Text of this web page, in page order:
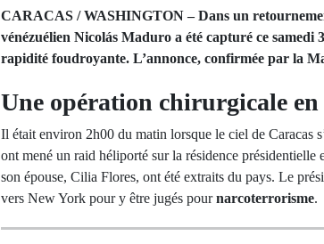
CARACAS / WASHINGTON – Dans un
vénézuélien Nicolás Maduro a été capturé ce
rapidité foudroyante. L’annonce, confirmée par la
Une opération chirurgicale
Il était environ 2h00 du matin lorsque le ciel de Caracas
ont mené un raid héliporté sur la résidence
son épouse, Cilia Flores, ont été extraits du pays. Le
vers New York pour y être jugés pournarcoterrorisme.